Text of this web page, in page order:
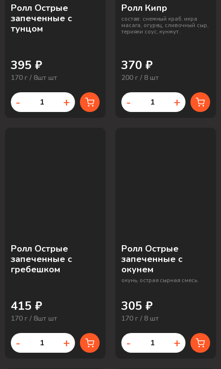
Ролл Острые
запеченные с
тунцом
395 ₽
170 г / 8шт шт
- +
Ролл Кипр
состав: снежный краб, икра
масага, огурец, сливочный сыр,
терияки соус, кунжут.
370 ₽
200 г / 8 шт
- +
Ролл Острые
запеченные с
гребешком
415 ₽
170 г / 8шт шт
- +
Ролл Острые
запеченные с
окунем
окунь, острая сырная смесь.
305 ₽
170 г / 8 шт
- +